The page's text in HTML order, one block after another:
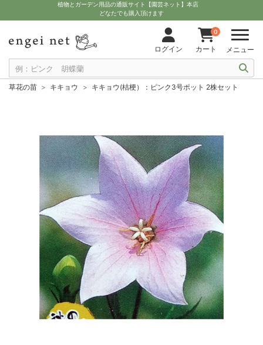
植物とガーデン用品の通販サイト【園芸ネット】本店
どなたでも購入頂けます
ログイン
0
カート メニュー
草花の苗 キキョウ キキョウ(桔梗）：ピンク3号ポット 2株セット